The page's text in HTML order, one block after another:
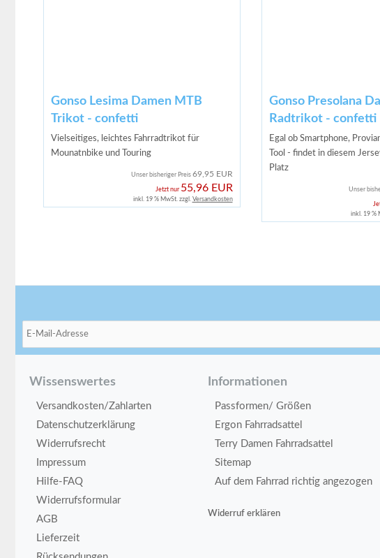
Gonso Lesima Damen MTB
Trikot - confetti
Vielseitiges, leichtes Fahrradtrikot für
Mounatnbike und Touring
Unser bisheriger Preis 69,95 EUR
Jetzt nur 55,96 EUR
inkl. 19 % MwSt. zzgl. Versandkosten
Gonso Presolana
Radtrikot - confetti
Egal ob Smartphone,
Tool - findet in diesem
Platz
Unser
inkl. 19 %
Wissenswertes
Versandkosten/Zahlarten
Datenschutzerklärung
Widerrufsrecht
Impressum
Hilfe-FAQ
Widerrufsformular
AGB
Lieferzeit
Informationen
Passformen/ Größen
Ergon Fahrradsattel
Terry Damen Fahrradsattel
Sitemap
Auf dem Fahrrad richtig angezogen
Widerruf erklären